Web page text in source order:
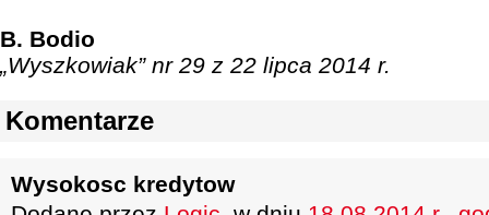
B. Bodio
„Wyszkowiak” nr 29 z 22 lipca 2014 r.
Komentarze
Wysokosc kredytow